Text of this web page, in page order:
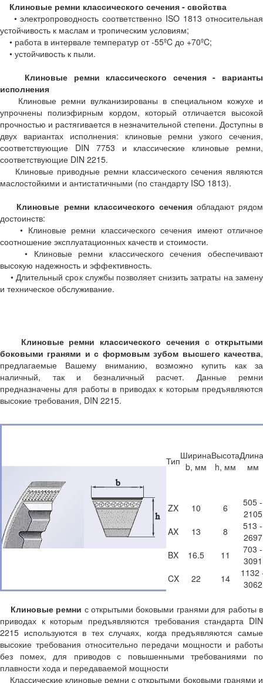
Клиновые ремни классического сечения - свойства
• электропроводность соответственно ISO 1813 относительная
устойчивость к маслам и тропическим условиям;
• работа в интервале температур от -55ºC до +70ºC;
• устойчивость к пыли.
Клиновые ремни классического сечения - варианты
исполнения
Клиновые ремни вулканизированы в специальном кожухе и
упрочнены полиэфирным кордом, который отличается высокой
прочностью и растягивается в незначительной степени. Доступны в
двух вариантах исполнения: клиновые ремни узкого сечения,
соответствующие DIN 7753 и классические клиновые ремни,
соответствующие DIN 2215.
Клиновые приводные ремни классического сечения являются
маслостойкими и антистатичными (по стандарту ISO 1813).
Клиновые ремни классического сеченияобладают рядом
достоинств:
• Клиновые ремни классического сечения имеют отличное
соотношение эксплуатационных качеств и стоимости.
• Клиновые ремни классического сечения обеспечивают
высокую надежность и эффективность.
• Длительный срок службы позволяет снизить затраты на замену
и техническое обслуживание.
Клиновые ремни классического сечения с открытыми
боковыми гранями и с формовым зубом высшего качества,
предлагаемые Вашему вниманию, возможно купить как за
наличный, так и безналичный расчет. Данные ремни
предназначены для работы в приводах к которым предъявляются
высокие требования, DIN 2215.
ТипШирина
b, мм
Высота
h, мм
мм
ZX 10 6
505 -
2105
AX
13 8
513 -
2697
BX
16.5 11
703 -
3091
CX
22 14
1132
3062
Клиновые ремни с открытыми боковыми гранями для работы в
приводах к которым предъявляются требования стандарта DIN
2215 используются в тех случаях, когда предъявляются самые
высокие требования относительно передачи мощности и работы
без помех, для приводов с повышенными требованиями по
плавности хода и передаваемой мощности
Классические клиновые ремни с открытыми боковыми гранями и